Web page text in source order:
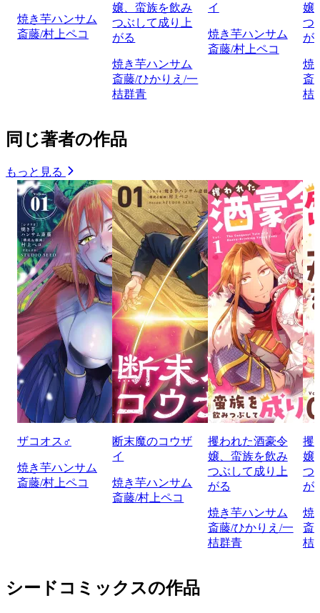
焼き芋ハンサム
斎藤/村上ペコ
嬢、蛮族を飲み
つぶして成り上
がる
焼き芋ハンサム
斎藤/ひかりえ/一
桔群青
イ
焼き芋ハンサム
斎藤/村上ペコ
嬢
つ
が
焼
斎
桔
同じ著者の作品
もっと見る
ザコオス♂
焼き芋ハンサム
斎藤/村上ペコ
断末魔のコウザ
イ
焼き芋ハンサム
斎藤/村上ペコ
攫われた酒豪令
嬢、蛮族を飲み
つぶして成り上
がる
焼き芋ハンサム
斎藤/ひかりえ/一
桔群青
攫
嬢
つ
が
焼
斎
桔
シードコミックスの作品